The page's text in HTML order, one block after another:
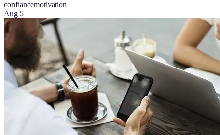
confiancemotivation
Aug 5